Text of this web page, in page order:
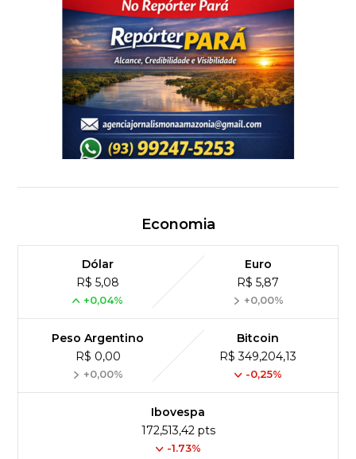
Economia
Dólar
R$ 5,08
+0,04%
Euro
R$ 5,87
+0,00%
Peso Argentino
R$ 0,00
+0,00%
Bitcoin
R$ 349,204,13
-0,25%
Ibovespa
172,513,42 pts
-1.73%